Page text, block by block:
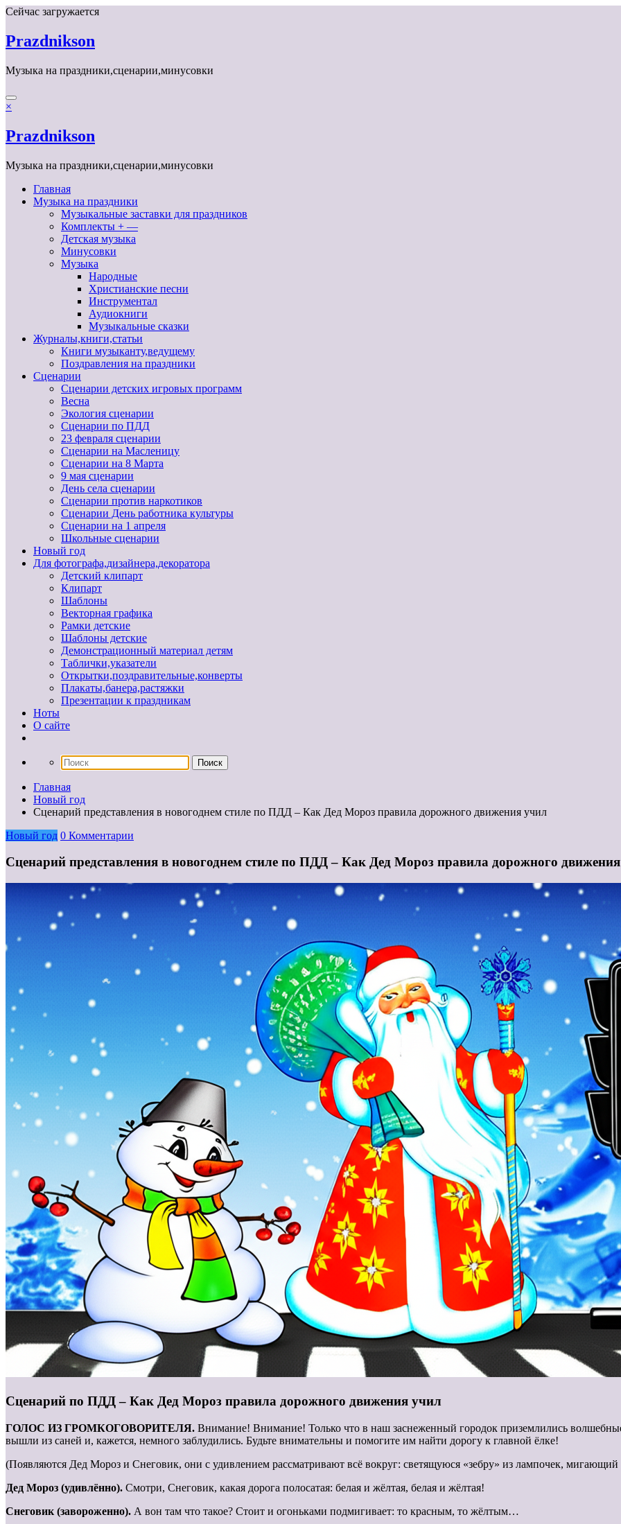
Перейти
содержимому
Сейчас загружается
Prazdnikson
Музыка на праздники,сценарии,минусовки
×
Prazdnikson
Музыка на праздники,сценарии,минусовки
Главная
Музыка на праздники
Музыкальные заставки для праздников
Комплекты + —
Детская музыка
Минусовки
Музыка
Народные
Христианские песни
Инструментал
Аудиокниги
Музыкальные сказки
Журналы,книги,статьи
Книги музыканту,ведущему
Поздравления на праздники
Сценарии
Сценарии детских игровых программ
Весна
Экология сценарии
Сценарии по ПДД
23 февраля сценарии
Сценарии на Масленицу
Сценарии на 8 Марта
9 мая сценарии
День села сценарии
Сценарии против наркотиков
Сценарии День работника культуры
Сценарии на 1 апреля
Школьные сценарии
Новый год
Для фотографа,дизайнера,декоратора
Детский клипарт
Клипарт
Шаблоны
Векторная графика
Рамки детские
Шаблоны детские
Демонстрационный материал детям
Таблички,указатели
Открытки,поздравительные,конверты
Плакаты,банера,растяжки
Презентации к праздникам
Ноты
О сайте
Главная
Новый год
Сценарий представления в новогоднем стиле по ПДД – Как Дед Мороз правила дорожного движения учил
Новый год 0 Комментарии
Сценарий представления в новогоднем стиле по ПДД – Как Дед Мороз правила дорожного
Сценарий по ПДД – Как Дед Мороз правила дорожного движения учил
ГОЛОС ИЗ ГРОМКОГОВОРИТЕЛЯ. Внимание! Внимание! Только что в наш заснеженный городок приземлились
вышли из саней и, кажется, немного заблудились. Будьте внимательны и помогите им найти дорогу к главной ёлке!
(Появляются Дед Мороз и Снеговик, они с удивлением рассматривают всё вокруг: светящуюся «зебру» из лампочек, мигающий
Дед Мороз (удивлённо). Смотри, Снеговик, какая дорога полосатая: белая и жёлтая, белая и жёлтая!
Снеговик (завороженно). А вон там что такое? Стоит и огоньками подмигивает: то красным, то жёлтым…